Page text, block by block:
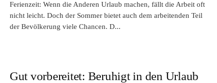
Ferienzeit: Wenn die Anderen Urlaub machen, fällt die Arbeit oft
nicht leicht. Doch der Sommer bietet auch dem arbeitenden Teil
der Bevölkerung viele Chancen. D...
Gut vorbereitet: Beruhigt in den Urlaub